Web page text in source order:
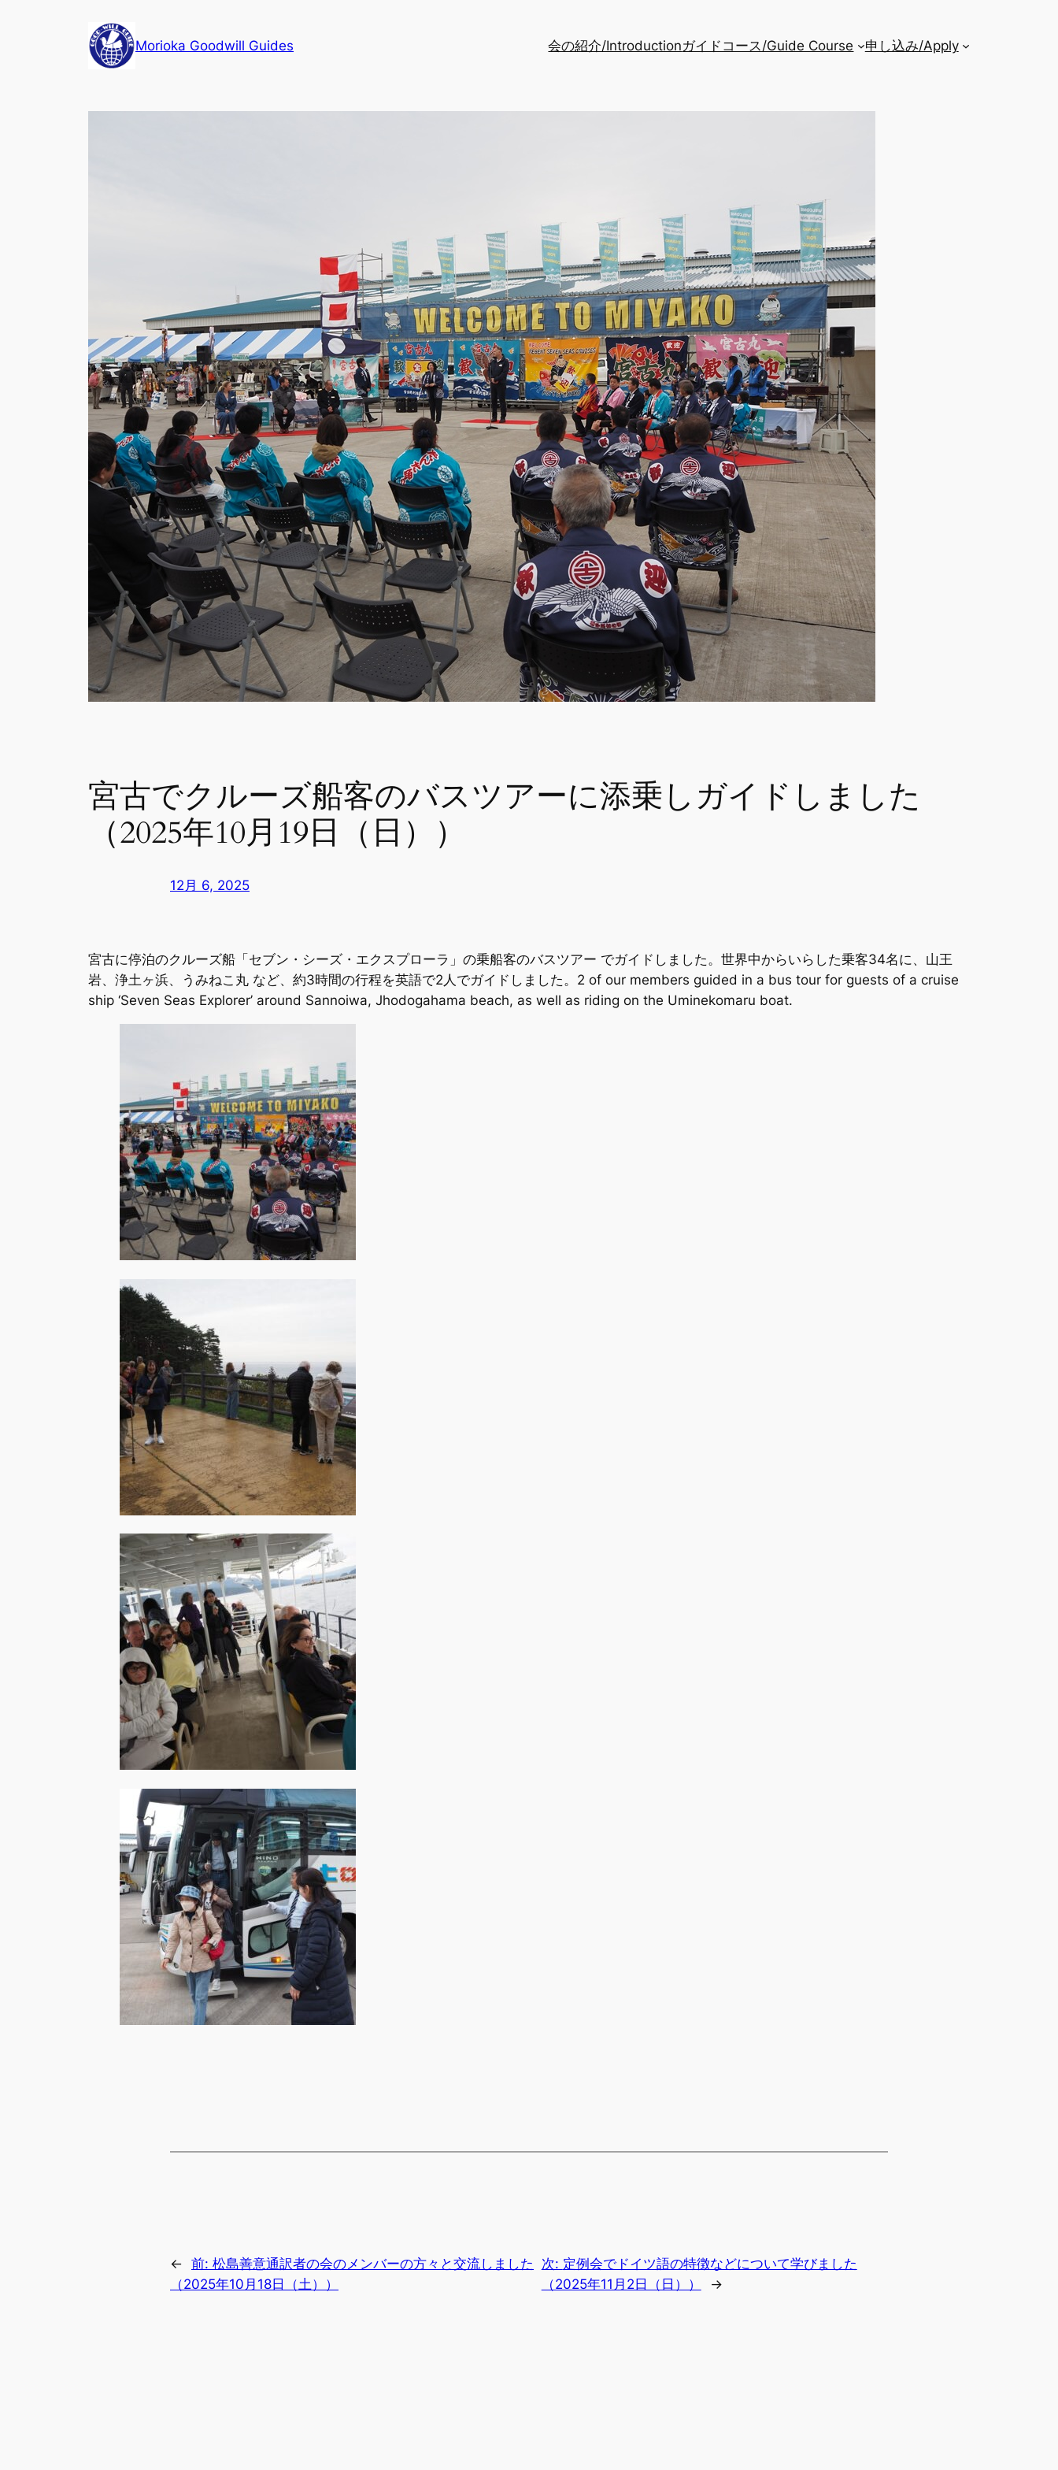
Morioka Goodwill Guides 会の紹介/Introductionガイドコース/Guide Course 申し込み/Apply
宮古でクルーズ船客のバスツアーに添乗しガイドしました
（2025年10月19日（日））
12月 6, 2025
宮古に停泊のクルーズ船「セブン・シーズ・エクスプローラ」の乗船客のバスツアー でガイドしました。世界中からいらした乗客34名に、山王
岩、浄土ヶ浜、うみねこ丸 など、約3時間の行程を英語で2人でガイドしました。2 of our members guided in a bus tour for guests of a cruise
ship ‘Seven Seas Explorer’ around Sannoiwa, Jhodogahama beach, as well as riding on the Uminekomaru boat.
← 前: 松島善意通訳者の会のメンバーの方々と交流しました
（2025年10月18日（土））
次: 定例会でドイツ語の特徴などについて学びました
（2025年11月2日（日））
→